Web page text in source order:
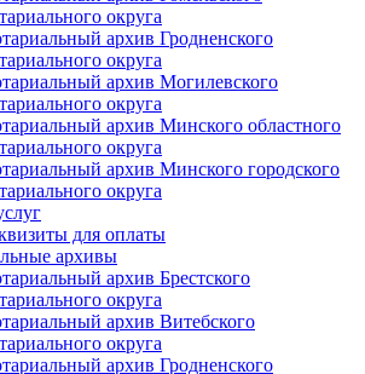
округа
архив Гродненского
округа
архив Могилевского
округа
архив Минского областного
округа
архив Минского городского
округа
для оплаты
архивы
архив Брестского
округа
архив Витебского
округа
архив Гродненского